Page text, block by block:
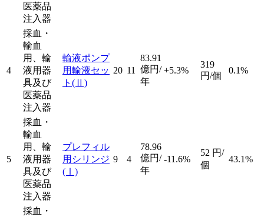
医薬品
注入器
4
採血・
輸血
用、輸
液用器
具及び
医薬品
注入器
輸液ポンプ
用輸液セッ
ト (Ⅱ)
20 11
83.91
億円/
年
+5.3%
319
円/個
0.1%
5
採血・
輸血
用、輸
液用器
具及び
医薬品
注入器
プレフィル
用シリンジ
(Ⅰ)
9 4
78.96
億円/
年
-11.6%
52 円/
個
43.1%
採血・